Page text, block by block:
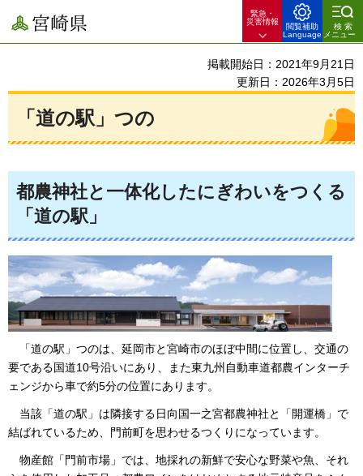
宮崎県
緊急・
災害情報
閲覧補助
Language
検索
メニュー
掲載開始日：2021年9月21日
更新日：2026年3月5日
「道の駅」つの
都農神社と一体化したにぎわいをつくる
「道の駅」
「道の駅」つのは、延岡市と宮崎市のほぼ中間に位置し、交通の
要である国道10号沿いにあり、また東九州自動車道都農インターチ
ェンジから車で約5分の位置にあります。
当該 「道の駅」は隣接する日向国一之宮都農神社と「開運橋」で
結ばれているため、門前町を思わせるつくりになっています。
物産館 「門前市場」では、地採れの新鮮で安心な野菜や魚、それ